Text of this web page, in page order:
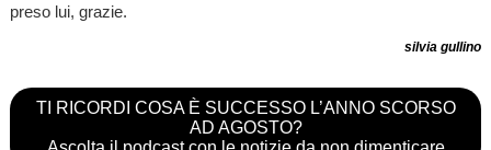
preso lui, grazie.
silvia gullino
TI RICORDI COSA È SUCCESSO L’ANNO SCORSO
AD AGOSTO?